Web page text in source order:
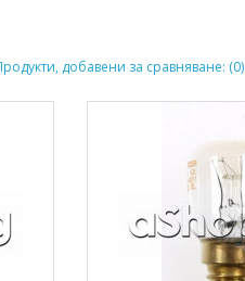
добавени за сравняване: (0)